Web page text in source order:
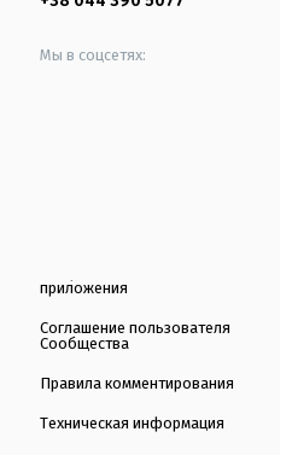
Мы в соцсетях:
приложения
Соглашение пользователя
Сообщества
Правила комментирования
Техническая информация